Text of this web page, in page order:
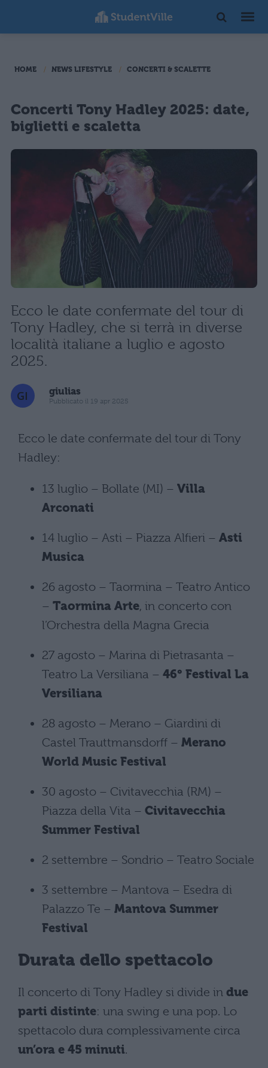
HOME NEWS LIFESTYLE CONCERTI & SCALETTE
Concerti Tony Hadley 2025: date,
biglietti e scaletta
Ecco le date confermate del tour di
Tony Hadley, che si terrà in diverse
località italiane a luglio e agosto
2025.
giulias
Pubblicato il 19 apr 2025
Ecco le date confermate del tour di Tony
Hadley:
13 luglio – Bollate (MI) – Villa
Arconati
14 luglio – Asti – Piazza Alfieri – Asti
Musica
26 agosto – Taormina – Teatro Antico
– Taormina Arte, in concerto con
l’Orchestra della Magna Grecia
27 agosto – Marina di Pietrasanta –
Teatro La Versiliana – 46° Festival La
Versiliana
28 agosto – Merano – Giardini di
Castel Trauttmansdorff – Merano
World Music Festival
30 agosto – Civitavecchia (RM) –
Piazza della Vita – Civitavecchia
Summer Festival
2 settembre – Sondrio – Teatro Sociale
3 settembre – Mantova – Esedra di
Palazzo Te – Mantova Summer
Festival
Durata dello spettacolo
Il concerto di Tony Hadley si divide in due
parti distinte: una swing e una pop. Lo
spettacolo dura complessivamente circa
un’ora e 45 minuti.